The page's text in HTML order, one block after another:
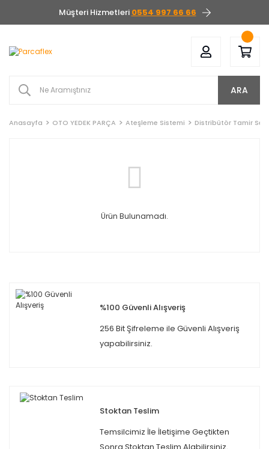
Müşteri Hizmetleri 0554 997 66 66
ARA
Anasayfa OTO YEDEK PARÇA Ateşleme Sistemi Distribütör Tamir Seti
Ürün Bulunamadı.
%100 Güvenli Alışveriş
256 Bit Şifreleme ile Güvenli Alışveriş
yapabilirsiniz.
Stoktan Teslim
Temsilcimiz İle İletişime Geçtikten
Sonra Stoktan Teslim Alabilirsiniz.